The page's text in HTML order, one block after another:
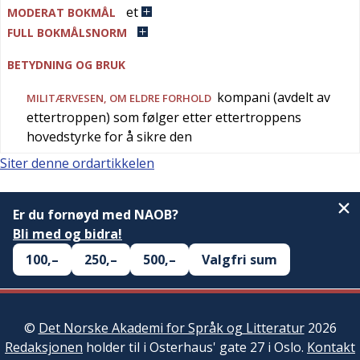
MODERAT BOKMÅL et
FULL BOKMÅLSNORM
BETYDNING OG BRUK
MILITÆRVESEN, OM ELDRE FORHOLD kompani (avdelt av
ettertroppen) som følger etter ettertroppens
hovedstyrke for å sikre den
Siter denne ordartikkelen
Er du fornøyd med NAOB?
Bli med og bidra!
100,–
250,– 500,– Valgfri sum
© Det Norske Akademi for Språk og Litteratur2026
Redaksjonen holder til i Osterhaus' gate 27 i Oslo. Kontakt